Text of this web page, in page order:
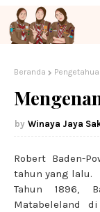
Beranda
Winaya Jaya
Robert Baden-
tahun yang lalu.
Tahun 1896,
Matabeleland